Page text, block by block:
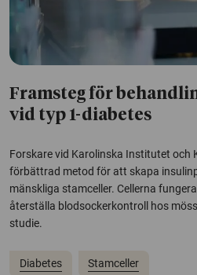
Framsteg för
vid typ 1-diabetes
Forskare vid Karolinska Institutet och
förbättrad metod för att skapa
mänskliga stamceller. Cellerna
återställa blodsockerkontroll hos
studie.
Diabetes Stamceller